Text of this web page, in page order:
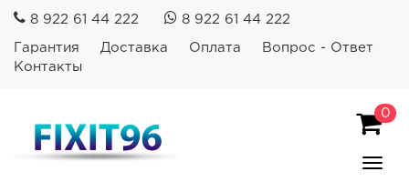
8 922 61 44 222 8 922 61 44 222
Гарантия Доставка Оплата
Вопрос - Ответ
Контакты
0